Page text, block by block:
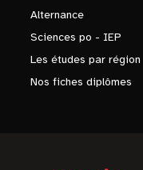
Alternance
Sciences po - IEP
Les études par région
Nos fiches diplômes